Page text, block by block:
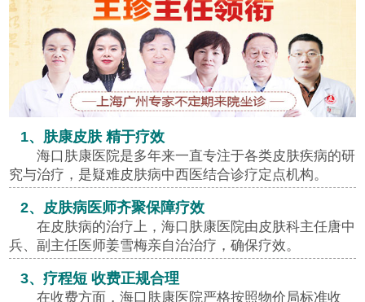
1、肤康皮肤 精于疗效
海口肤康医院是多年来一直专注于各类皮肤疾病的研
究与治疗，是疑难皮肤病中西医结合诊疗定点机构。
2、皮肤病医师齐聚保障疗效
在皮肤病的治疗上，海口肤康医院由皮肤科主任唐中
兵、副主任医师姜雪梅亲自治治疗，确保疗效。
3、疗程短 收费正规合理
在收费方面，海口肤康医院严格按照物价局标准收